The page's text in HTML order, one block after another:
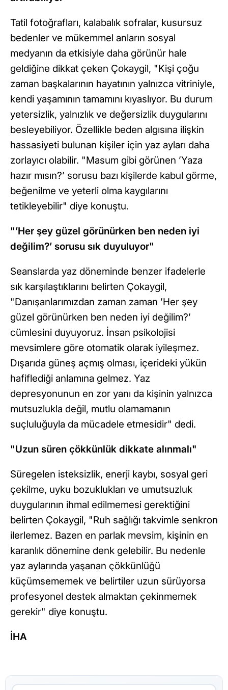
Tatil fotoğrafları, kalabalık sofralar, kusursuz
bedenler ve mükemmel anların sosyal
medyanın da etkisiyle daha görünür hale
geldiğine dikkat çeken Çokaygil, "Kişi çoğu
zaman başkalarının hayatının yalnızca vitriniyle,
kendi yaşamının tamamını kıyaslıyor. Bu durum
yetersizlik, yalnızlık ve değersizlik duygularını
besleyebiliyor. Özellikle beden algısına ilişkin
hassasiyeti bulunan kişiler için yaz ayları daha
zorlayıcı olabilir. "Masum gibi görünen ’Yaza
hazır mısın?’ sorusu bazı kişilerde kabul görme,
beğenilme ve yeterli olma kaygılarını
tetikleyebilir" diye konuştu.
"’Her şey güzel görünürken ben neden iyi
değilim?’ sorusu sık duyuluyor"
Seanslarda yaz döneminde benzer ifadelerle
sık karşılaştıklarını belirten Çokaygil,
"Danışanlarımızdan zaman zaman ’Her şey
güzel görünürken ben neden iyi değilim?’
cümlesini duyuyoruz. İnsan psikolojisi
mevsimlere göre otomatik olarak iyileşmez.
Dışarıda güneş açmış olması, içerideki yükün
hafiflediği anlamına gelmez. Yaz
depresyonunun en zor yanı da kişinin yalnızca
mutsuzlukla değil, mutlu olamamanın
suçluluğuyla da mücadele etmesidir" dedi.
"Uzun süren çökkünlük dikkate alınmalı"
Süregelen isteksizlik, enerji kaybı, sosyal geri
çekilme, uyku bozuklukları ve umutsuzluk
duygularının ihmal edilmemesi gerektiğini
belirten Çokaygil, "Ruh sağlığı takvimle senkron
ilerlemez. Bazen en parlak mevsim, kişinin en
karanlık dönemine denk gelebilir. Bu nedenle
yaz aylarında yaşanan çökkünlüğü
küçümsememek ve belirtiler uzun sürüyorsa
profesyonel destek almaktan çekinmemek
gerekir" diye konuştu.
İHA